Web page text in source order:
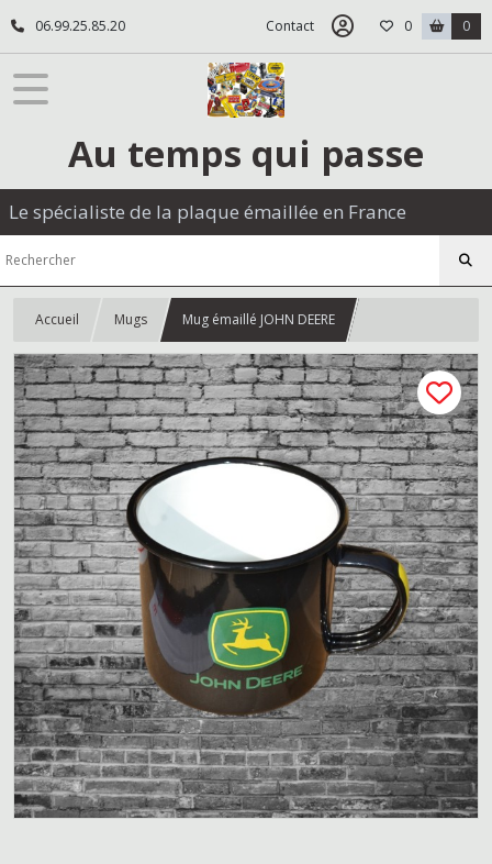
06.99.25.85.20 Contact 0 0
Au temps qui passe
Le spécialiste de la plaque émaillée en France
Accueil Mugs Mug émaillé JOHN DEERE